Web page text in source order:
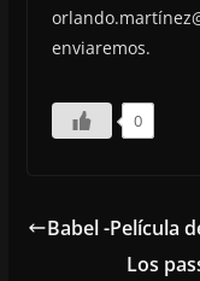
enviaremos.
0
Babel -Película
Los